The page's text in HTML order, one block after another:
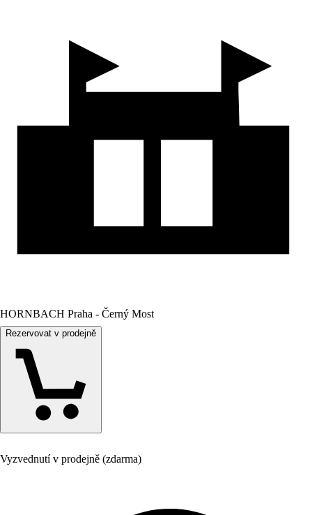
HORNBACH Praha - Černý Most
Rezervovat v prodejně
Vyzvednutí v prodejně (zdarma)